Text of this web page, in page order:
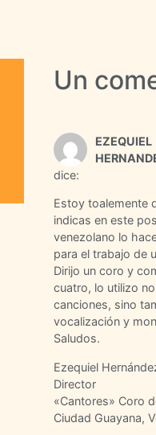
Un
EZEQUIEL
dice:
Estoy toalemente
indicas en este
venezolano lo
para el trabajo de
Dirijo un coro y
cuatro, lo utilizo
canciones, sino
vocalización y
Saludos.
Ezequiel
Director
«Cantores» Coro
Ciudad Guayana,